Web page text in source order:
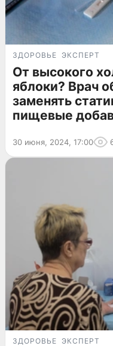
ЗДОРОВЬЕ ЭКСПЕРТ
От высокого
яблоки? Врач
заменять
пищевые
30 июня, 2024, 17:00
ЗДОРОВЬЕ ЭКСПЕРТ